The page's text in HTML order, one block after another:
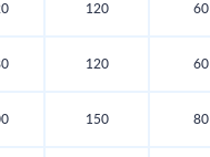
120 60
120 60
150 80